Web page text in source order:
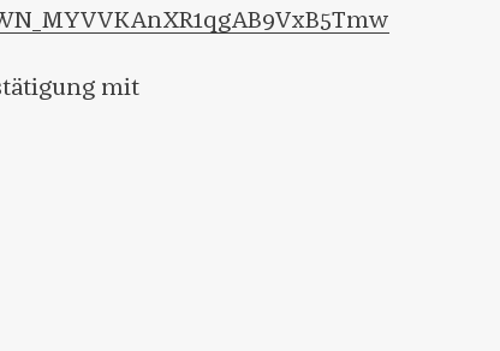
mit